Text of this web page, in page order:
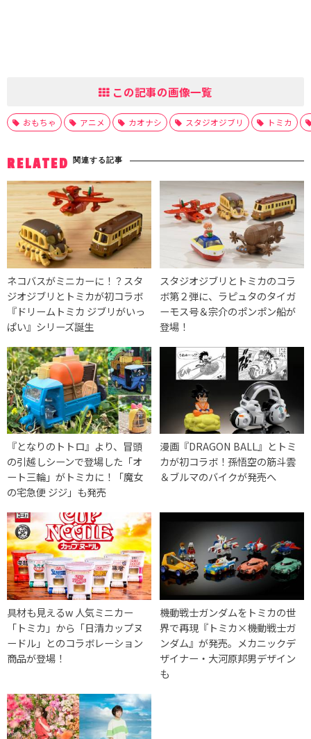
この記事の画像一覧
おもちゃ アニメ カオナシ スタジオジブリ トミカ
RELATED 関連する記事
ネコバスがミニカーに！？スタ
ジオジブリとトミカが初コラボ
『ドリームトミカ ジブリがいっ
ぱい』シリーズ誕生
スタジオジブリとトミカのコラ
ボ第２弾に、ラピュタのタイガ
ーモス号＆宗介のポンポン船が
登場！
『となりのトトロ』より、冒頭
の引越しシーンで登場した「オ
ート三輪」がトミカに！「魔女
の宅急便 ジジ」も発売
漫画『DRAGON BALL』とトミ
カが初コラボ！孫悟空の筋斗雲
＆ブルマのバイクが発売へ
具材も見えるw 人気ミニカー
「トミカ」から「日清カップヌ
ードル」とのコラボレーション
商品が登場！
機動戦士ガンダムをトミカの世
界で再現『トミカ×機動戦士ガ
ンダム』が発売。メカニックデ
ザイナー・大河原邦男デザイン
も